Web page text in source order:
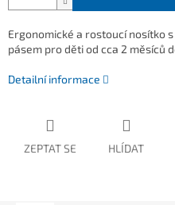
Ergonomické a rostoucí nosítko
pásem pro děti od cca 2 měsíců
Detailní informace
ZEPTAT SE HLÍDAT